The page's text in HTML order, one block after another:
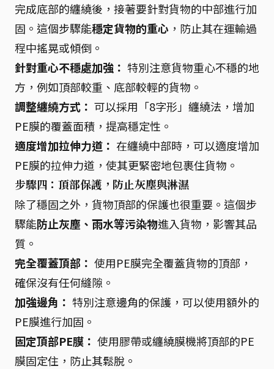
完成底部的纏繞後，接著要針對貨物的中部進行加
固。這個步驟能穩定貨物的重心 ，防止其在運輸過
程中搖晃或傾倒。
針對重心不穩處加強： 特別注意貨物重心不穩的地
方，例如頂部較重、底部較輕的貨物。
調整纏繞方式： 可以採用「8字形」纏繞法，增加
PE膜的覆蓋面積，提高穩定性。
適度增加拉伸力道： 在纏繞中部時，可以適度增加
PE膜的拉伸力道，使其更緊密地包裹住貨物。
步驟四：頂部保護，防止灰塵與淋濕
除了穩固之外，貨物頂部的保護也很重要。這個步
驟能防止灰塵、雨水等污染物進入貨物，影響其品
質。
完全覆蓋頂部： 使用PE膜完全覆蓋貨物的頂部，
確保沒有任何縫隙。
加強邊角： 特別注意邊角的保護，可以使用額外的
PE膜進行加固。
固定頂部PE膜： 使用膠帶或纏繞膜機將頂部的PE
膜固定住，防止其鬆脫。